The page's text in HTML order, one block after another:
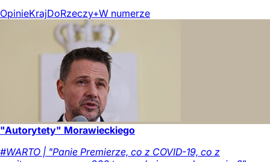
OpinieKrajDoRzeczy+W numerze
"Autorytety" Morawieckiego
#WARTO | "Panie Premierze, co z COVID-19, co z